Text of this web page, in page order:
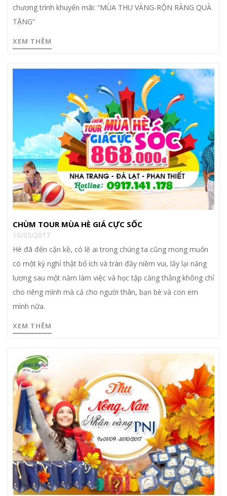
chương trình khuyến mãi: “MÙA THU VÀNG-RỘN RÀNG QUÀ
TẶNG”
XEM THÊM
CHÙM TOUR MÙA HÈ GIÁ CỰC SỐC
10/05/2017
Hè đã đến cận kề, có lẽ ai trong chúng ta cũng mong muốn
có một kỳ nghỉ thật bổ ích và tràn đầy niềm vui, lấy lại năng
lượng sau một năm làm việc và học tập căng thẳng không chỉ
cho riêng mình mà cả cho người thân, bạn bè và con em
mình nữa.
XEM THÊM